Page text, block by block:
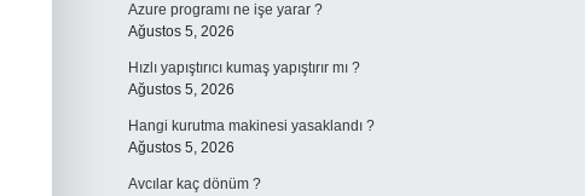
Azure programı ne işe yarar ?
Ağustos 5, 2026
Hızlı yapıştırıcı kumaş yapıştırır mı ?
Ağustos 5, 2026
Hangi kurutma makinesi yasaklandı ?
Ağustos 5, 2026
Avcılar kaç dönüm ?